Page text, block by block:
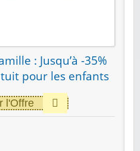
: Jusqu’à -35%
pour les enfants
l'Offre